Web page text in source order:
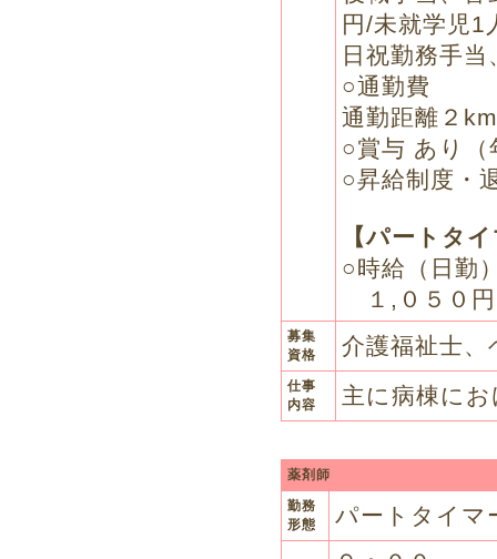
円/未就学児1
日祝勤務手
○通勤費
通勤距離２
○賞与 あり（
○昇給制度・
【パートタ
○時給（日
１,０５０
募集
資格
介護福祉士
仕事
内容
主に病棟に
薬剤師
勤務
形態
パートタイマ